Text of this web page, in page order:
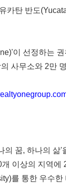
유카탄 반도(
)'이 선정하는 권
사무소와 2만 명
의 꿈, 하나의 삶'
개 이상의 지역에
를 통한 우수한